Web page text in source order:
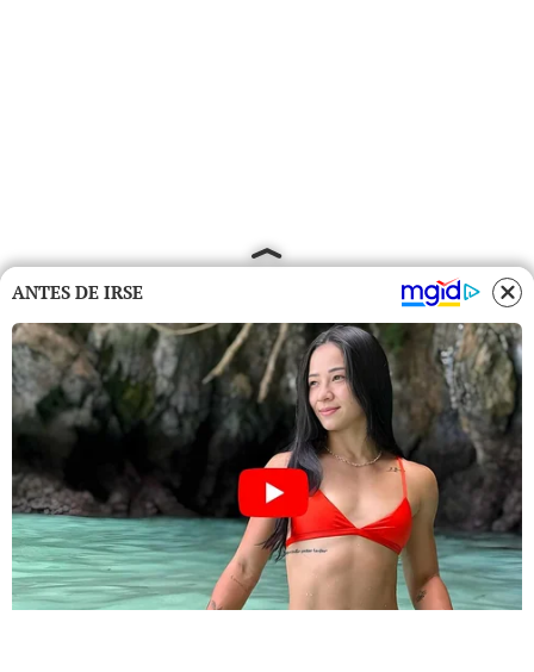
ANTES DE IRSE